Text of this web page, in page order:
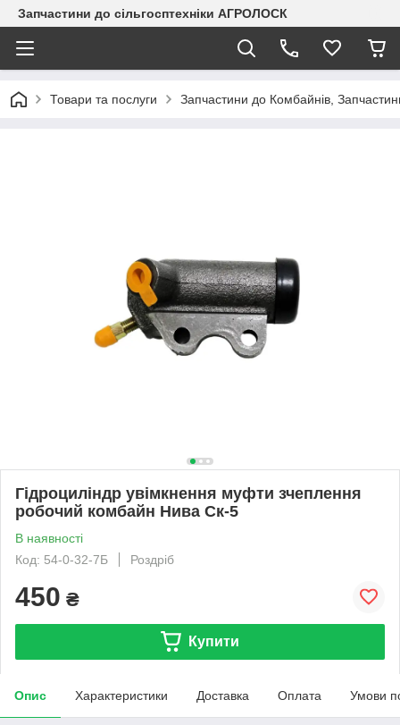
Запчастини до сільгосптехніки АГРОЛОСК
Товари та послуги Запчастини до Комбайнів,
Гідроциліндр увімкнення муфти зчеплення
робочий комбайн Нива Ск-5
В наявності
Код: 54-0-32-7Б
Роздріб
450 ₴
Купити
Опис Характеристики Доставка Оплата Умови